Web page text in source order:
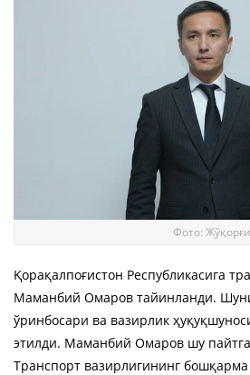
Фото:
Қорақалпоғистон Республикасига
Маманбий Омаров тайинланди.
ўринбосари ва вазирлик
этилди. Маманбий Омаров шу
Транспорт вазирлигининг